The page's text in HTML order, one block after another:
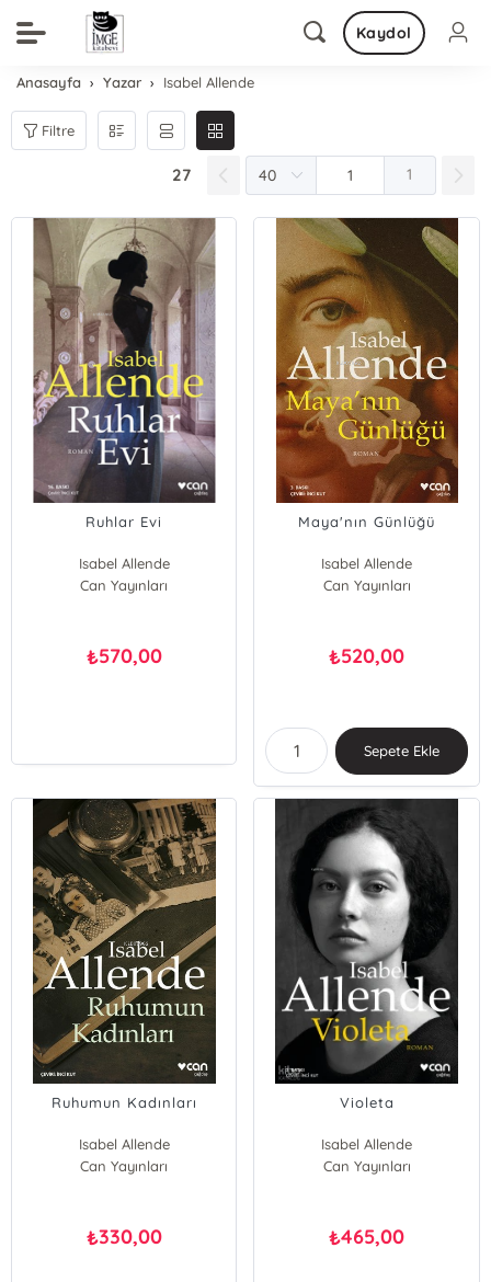
Kaydol
Anasayfa Yazar Isabel Allende
Filtre
27 1
Ruhlar Evi
Isabel Allende
Can Yayınları
₺570,00
Maya'nın Günlüğü
Isabel Allende
Can Yayınları
₺520,00
Sepete Ekle
Ruhumun Kadınları
Isabel Allende
Can Yayınları
₺330,00
Violeta
Isabel Allende
Can Yayınları
₺465,00